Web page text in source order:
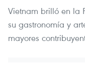
Vietnam brilló en la
su gastronomía y
mayores